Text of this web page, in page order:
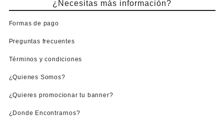
¿Necesitas más información?
Formas de pago
Preguntas frecuentes
Términos y condiciones
¿Quienes Somos?
¿Quieres promocionar tu banner?
¿Donde Encontrarnos?